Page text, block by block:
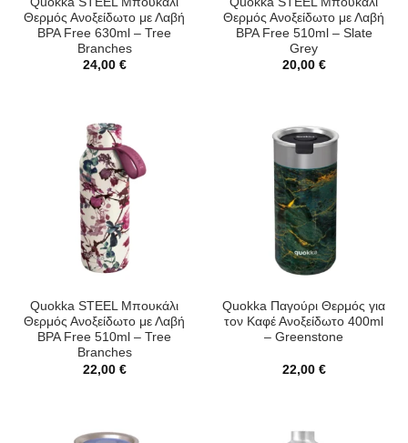
Θερμός Ανοξείδωτο με Λαβή
BPA Free 630ml – Tree
Branches
24,00 €
Θερμός Ανοξείδωτο με Λαβή
BPA Free 510ml – Slate
Grey
20,00 €
Quokka STEEL Μπουκάλι
Θερμός Ανοξείδωτο με Λαβή
BPA Free 510ml – Tree
Branches
22,00 €
Quokka Παγούρι Θερμός για
τον Καφέ Ανοξείδωτο 400ml
– Greenstone
22,00 €